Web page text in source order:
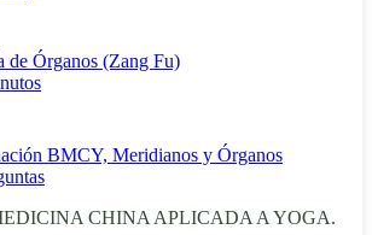
de Órganos (Zang Fu)
BMCY, Meridianos y Órganos
CHINA APLICADA A YOGA.